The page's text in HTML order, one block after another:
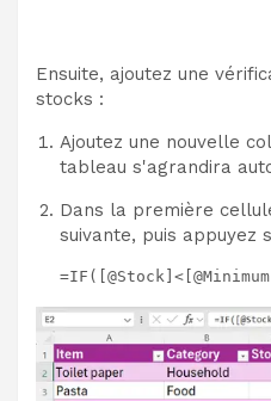
Ensuite, ajoutez une
stocks :
Ajoutez une nouvelle
tableau s'agrandira
Dans la première
suivante, puis appuyez